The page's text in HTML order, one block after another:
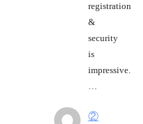
registration
&
security
is
impressive.
…
②